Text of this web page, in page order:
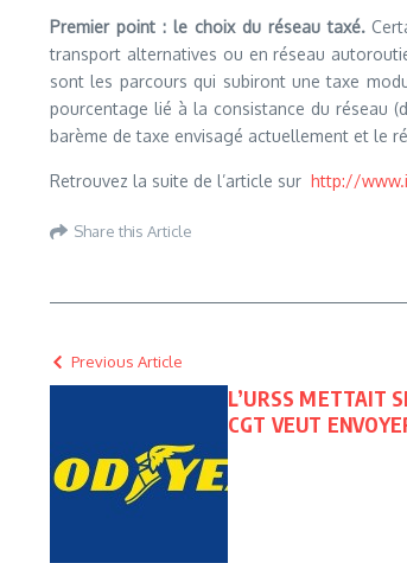
Premier point : le choix du réseau taxé.
transport alternatives ou en réseau
sont les parcours qui subiront une taxe
pourcentage lié à la consistance du réseau
barème de taxe envisagé actuellement et le
Retrouvez la suite de l’article sur http://
Share this Article
Previous Article
L’URSS METTAIT
CGT VEUT